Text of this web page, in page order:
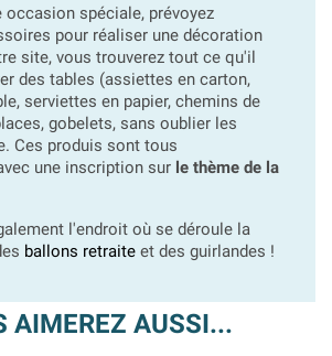
occasion spéciale, prévoyez
pour réaliser une décoration
site, vous trouverez tout ce qu'il
des tables (assiettes en carton,
serviettes en papier, chemins de
gobelets, sans oublier les
Ces produis sont tous
une inscription sur le thème de la
l'endroit où se déroule la
ballons retraite et des guirlandes !
AIMEREZ AUSSI...